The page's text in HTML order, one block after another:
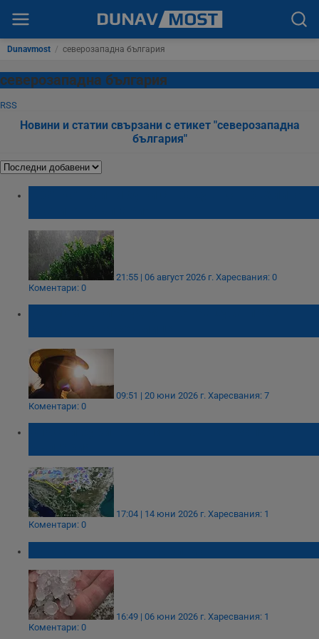
Dunavmost / северозападна българия
северозападна българия
RSS
Новини и статии свързани с етикет "северозападна
българия"
21:55 | 06 август 2026 г. Харесвания: 0
Коментари: 0
09:51 | 20 юни 2026 г. Харесвания: 7
Коментари: 0
17:04 | 14 юни 2026 г. Харесвания: 1
Коментари: 0
16:49 | 06 юни 2026 г. Харесвания: 1
Коментари: 0